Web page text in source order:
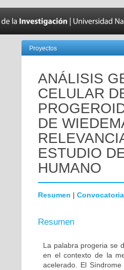
Proyectos
ANÁLISIS
CELULAR
DE
ESTUDIO
HUMANO
Resumen | Convocatoria
Resumen
La palabra progeria se
en el contexto de la
acelerado. El